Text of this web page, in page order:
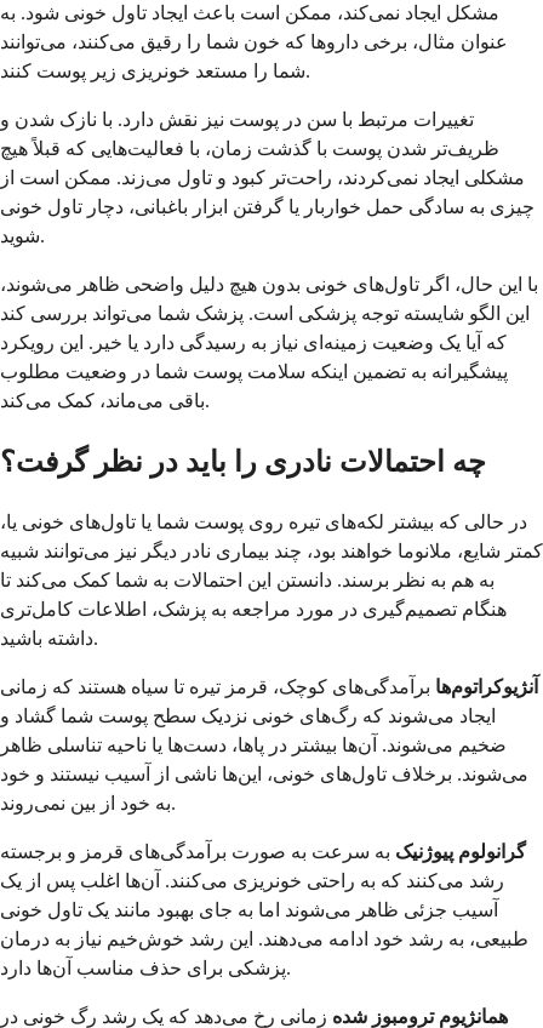
مشکل ایجاد نمی‌کند، ممکن است باعث ایجاد تاول خونی شود. به
عنوان مثال، برخی داروها که خون شما را رقیق می‌کنند، می‌توانند
شما را مستعد خونریزی زیر پوست کنند.
تغییرات مرتبط با سن در پوست نیز نقش دارد. با نازک شدن و
ظریف‌تر شدن پوست با گذشت زمان، با فعالیت‌هایی که قبلاً هیچ
مشکلی ایجاد نمی‌کردند، راحت‌تر کبود و تاول می‌زند. ممکن است از
چیزی به سادگی حمل خواربار یا گرفتن ابزار باغبانی، دچار تاول خونی
شوید.
با این حال، اگر تاول‌های خونی بدون هیچ دلیل واضحی ظاهر می‌شوند،
این الگو شایسته توجه پزشکی است. پزشک شما می‌تواند بررسی کند
که آیا یک وضعیت زمینه‌ای نیاز به رسیدگی دارد یا خیر. این رویکرد
پیشگیرانه به تضمین اینکه سلامت پوست شما در وضعیت مطلوب
باقی می‌ماند، کمک می‌کند.
چه احتمالات نادری را باید در نظر گرفت؟
در حالی که بیشتر لکه‌های تیره روی پوست شما یا تاول‌های خونی یا،
کمتر شایع، ملانوما خواهند بود، چند بیماری نادر دیگر نیز می‌توانند شبیه
به هم به نظر برسند. دانستن این احتمالات به شما کمک می‌کند تا
هنگام تصمیم‌گیری در مورد مراجعه به پزشک، اطلاعات کامل‌تری
داشته باشید.
آنژیوکراتوم‌ها برآمدگی‌های کوچک، قرمز تیره تا سیاه هستند که زمانی
ایجاد می‌شوند که رگ‌های خونی نزدیک سطح پوست شما گشاد و
ضخیم می‌شوند. آن‌ها بیشتر در پاها، دست‌ها یا ناحیه تناسلی ظاهر
می‌شوند. برخلاف تاول‌های خونی، این‌ها ناشی از آسیب نیستند و خود
به خود از بین نمی‌روند.
گرانولوم پیوژنیک به سرعت به صورت برآمدگی‌های قرمز و برجسته
رشد می‌کنند که به راحتی خونریزی می‌کنند. آن‌ها اغلب پس از یک
آسیب جزئی ظاهر می‌شوند اما به جای بهبود مانند یک تاول خونی
طبیعی، به رشد خود ادامه می‌دهند. این رشد خوش‌خیم نیاز به درمان
پزشکی برای حذف مناسب آن‌ها دارد.
همانژیوم ترومبوز شده زمانی رخ می‌دهد که یک رشد رگ خونی در